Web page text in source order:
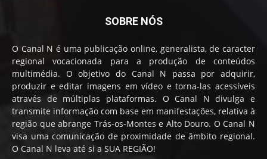
SOBRE NÓS
O Canal N é uma publicação online, generalista, de caracter
regional vocacionada para a produção de conteúdos
multimédia. O objetivo do Canal N passa por adquirir,
produzir e editar imagens em vídeo e torna-las acessíveis
através de múltiplas plataformas. O Canal N divulga e
transmite informação com base em manifestações, relativa à
região que abrange Trás-os-Montes e Alto Douro. O Canal N
visa uma comunicação de proximidade de âmbito regional.
O Canal N leva até si a SUA REGIÃO!